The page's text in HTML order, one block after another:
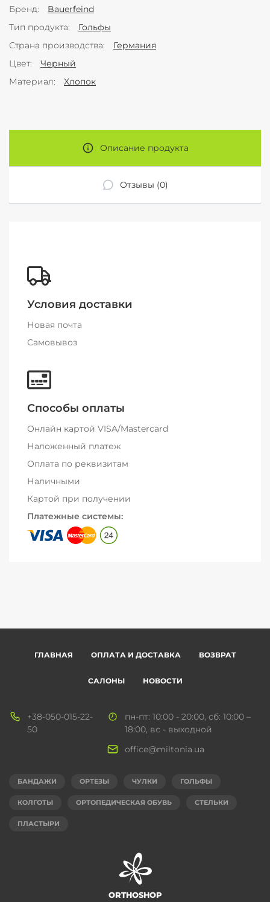
Бренд
Bauerfeind
Тип продукта
Гольфы
Страна производства
Германия
Цвет
Черный
Материал
Хлопок
Описание продукта
Отзывы (0)
Условия доставки
Новая почта
Самовывоз
Способы оплаты
Онлайн картой VISA/Mastercard
Наложенный платеж
Оплата по реквизитам
Наличными
Картой при получении
Платежные системы:
ORTHOSHOP
пн-пт: 10:00 - 20:00, сб: 10:00 –
18:00, вс - выходной
+38-050-015-22-
50
office@miltonia.ua
БАНДАЖИ ОРТЕЗЫ ЧУЛКИ ГОЛЬФЫ
КОЛГОТЫ ОРТОПЕДИЧЕСКАЯ ОБУВЬ СТЕЛЬКИ
ПЛАСТЫРИ
ГЛАВНАЯ ОПЛАТА И ДОСТАВКА ВОЗВРАТ
САЛОНЫ НОВОСТИ